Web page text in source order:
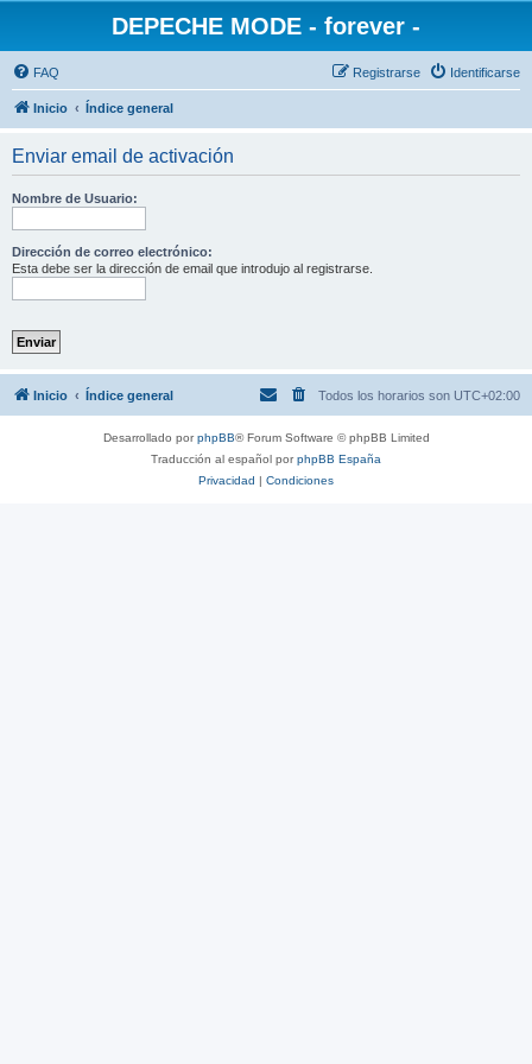
DEPECHE MODE - forever -
FAQ Identificarse
Registrarse
Inicio Índice general
Enviar email de activación
Nombre de Usuario:
Dirección de correo electrónico:
Esta debe ser la dirección de email que introdujo al registrarse.
Inicio Índice general Todos los horarios son UTC+02:00
Desarrollado porphpBB® Forum Software © phpBB Limited
Traducción al español porphpBB España
Privacidad | Condiciones